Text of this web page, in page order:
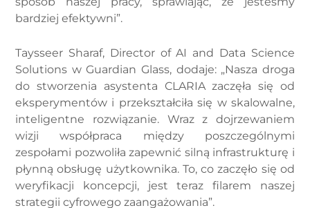
bardziej efektywni”.
Taysseer Sharaf, Director of AI and Data Science
Solutions w Guardian Glass, dodaje: „Nasza droga
do stworzenia asystenta CLARIA zaczęła się od
eksperymentów i przekształciła się w skalowalne,
inteligentne rozwiązanie. Wraz z dojrzewaniem
wizji współpraca między poszczególnymi
zespołami pozwoliła zapewnić silną infrastrukturę i
płynną obsługę użytkownika. To, co zaczęło się od
weryfikacji koncepcji, jest teraz filarem naszej
strategii cyfrowego zaangażowania”.